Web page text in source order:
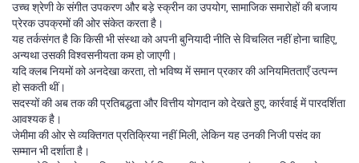
उच्च श्रेणी के संगीत उपकरण और बड़े स्क्रीन का उपयोग, सामाजिक समारोहों की बजाय
प्रेरक उपक्रमों की ओर संकेत करता है।
यह तर्कसंगत है कि किसी भी संस्था को अपनी बुनियादी नीति से विचलित नहीं होना चाहिए,
अन्यथा उसकी विश्वसनीयता कम हो जाएगी।
यदि क्लब नियमों को अनदेखा करता, तो भविष्य में समान प्रकार की अनियमितताएँ उत्पन्न
हो सकती थीं।
सदस्यों की अब तक की प्रतिबद्धता और वित्तीय योगदान को देखते हुए, कार्रवाई में पारदर्शिता
आवश्यक है।
जेमीमा की ओर से व्यक्तिगत प्रतिक्रिया नहीं मिली, लेकिन यह उनकी निजी पसंद का
सम्मान भी दर्शाता है।